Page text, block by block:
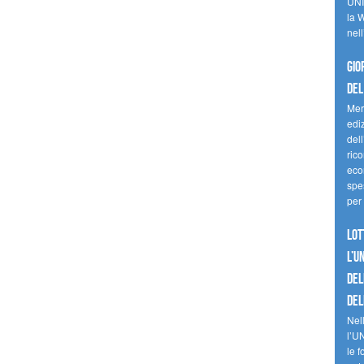
la
per
le